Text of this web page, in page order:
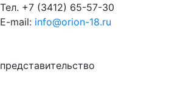
Тел. +7 (3412) 65-57-30
E-mail: info@orion-18.ru
представительство